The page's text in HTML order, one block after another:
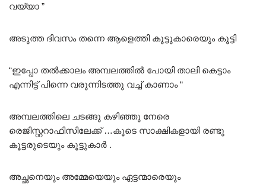
വയ്യാ ”
അടുത്ത ദിവസം തന്നെ ആളെത്തി കൂട്ടുകാരെയും കൂട്ടി
“ഇപ്പോ തൽക്കാലം അമ്പലത്തിൽ പോയി താലി കെട്ടാം
എന്നിട്ട് പിന്നെ വരുന്നിടത്തു വച്ച് കാണാം “
അമ്പലത്തിലെ ചടങ്ങു കഴിഞ്ഞു നേരെ
രെജിസ്റ്ററാഫിസിലേക്ക് …കൂടെ സാക്ഷികളായി രണ്ടു
കൂട്ടരുടെയും കൂട്ടുകാർ .
അച്ഛനെയും അമ്മേയെയും ഏട്ടന്മാരെയും